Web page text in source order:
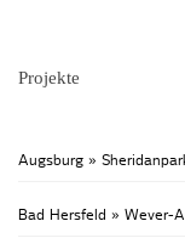
Projekte
Augsburg »
Bad Hersfeld » Wever-